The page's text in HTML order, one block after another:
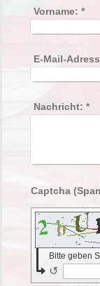
Vorname: *
E-Mail-
Nachricht: *
Bitte geben
↺